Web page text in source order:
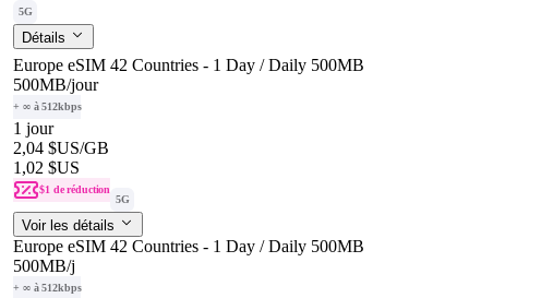
5G
Détails
Europe eSIM 42 Countries - 1 Day / Daily 500MB
500MB/jour
+ ∞ à 512kbps
1 jour
2,04 $US/GB
1,02 $US
$1 de réduction
5G
Voir les détails
Europe eSIM 42 Countries - 1 Day / Daily 500MB
500MB/j
+ ∞ à 512kbps